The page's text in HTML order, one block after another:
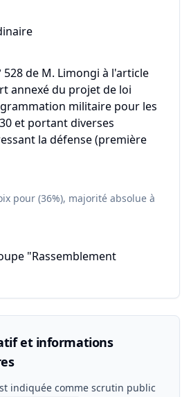
528 de M. Limongi à l'article
annexé du projet de loi
militaire pour les
et portant diverses
la défense (première
pour (36%), majorité absolue à
"Rassemblement
et informations
indiquée comme scrutin public